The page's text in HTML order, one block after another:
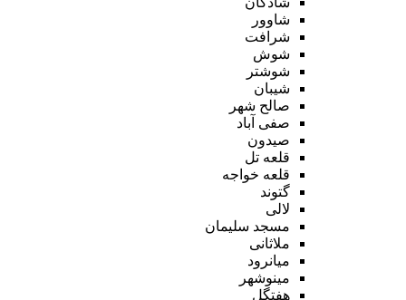
شاوور
شرافت
شوش
شوشتر
شیبان
صالح شهر
صفی آباد
صیدون
قلعه تل
قلعه خواجه
گتوند
لالی
مسجد سلیمان
ملاثانی
میانرود
مینوشهر
هفتگل